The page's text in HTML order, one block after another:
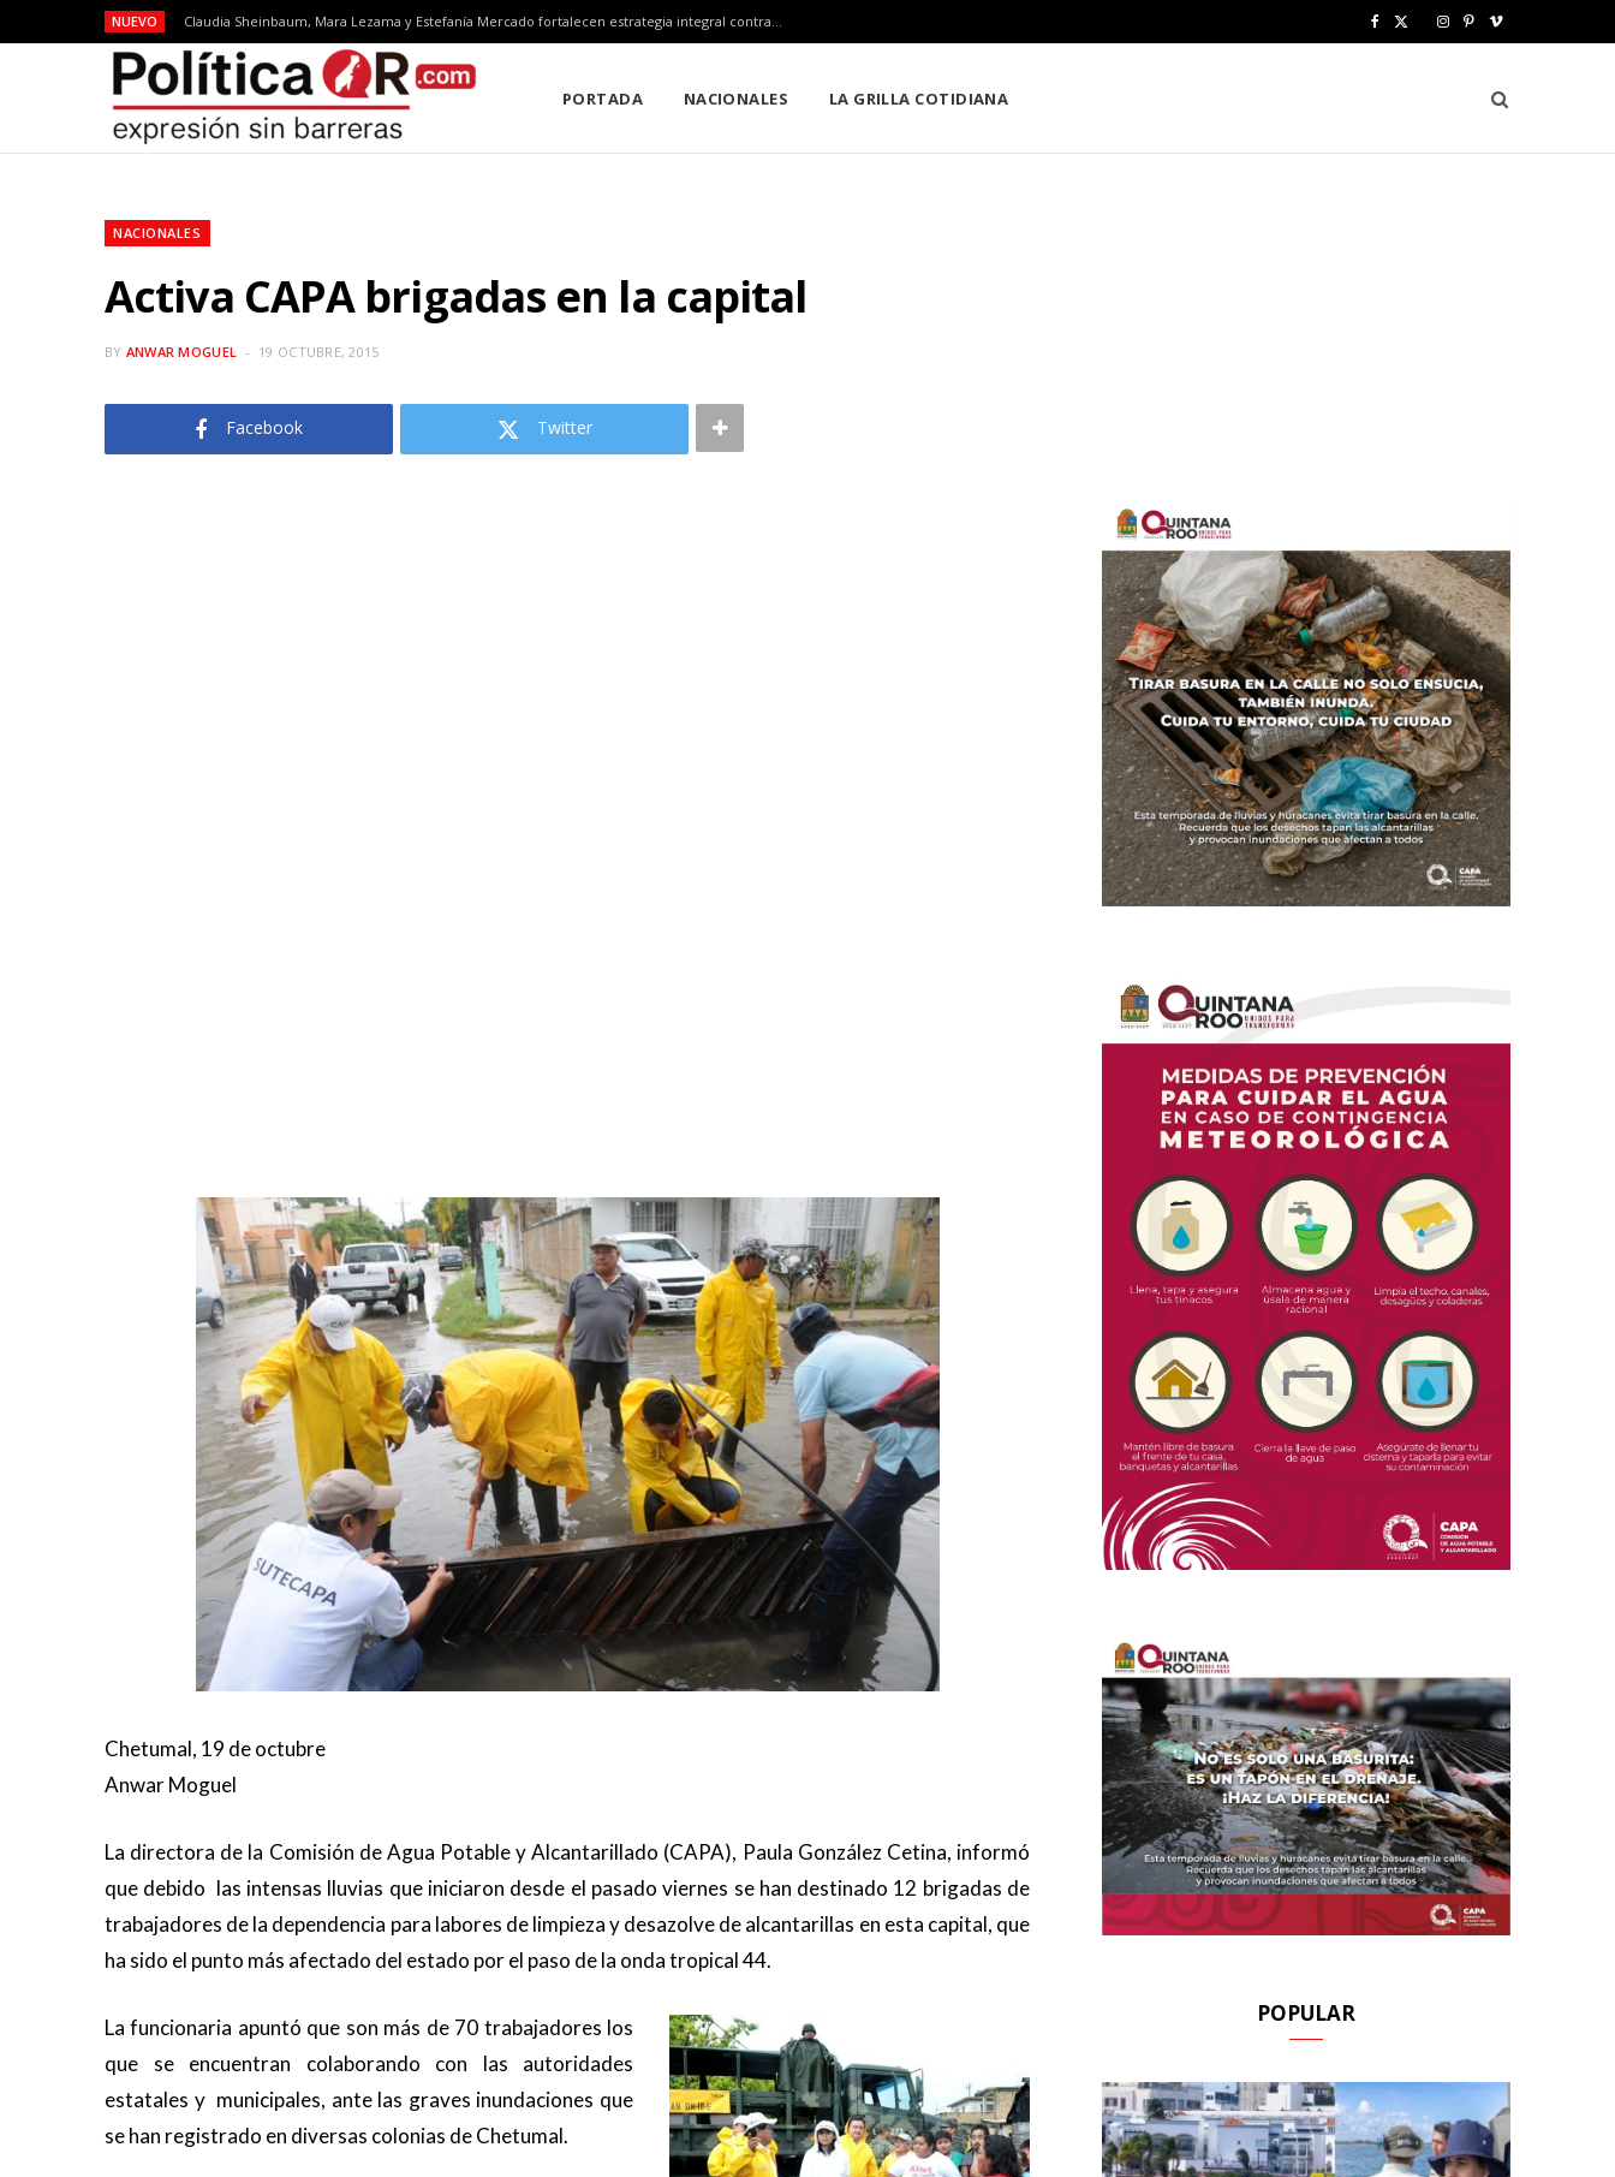
NUEVO Claudia Sheinbaum, Mara Lezama y Estefanía Mercado fortalecen estrategia integral contra el sargazo
e w
I
t
P
t
V
m
e
PORTADA NACIONALES LA GRILLA COTIDIANA
NACIONALES
Activa CAPA brigadas en la capital
BY ANWAR MOGUEL 19 OCTUBRE, 2015
Facebook Twitter
Chetumal, 19 de octubre
Anwar Moguel
La directora de la Comisión de Agua Potable y Alcantarillado (CAPA), Paula González Cetina, informó
que debido las intensas lluvias que iniciaron desde el pasado viernes se han destinado 12 brigadas de
trabajadores de la dependencia para labores de limpieza y desazolve de alcantarillas en esta capital, que
ha sido el punto más afectado del estado por el paso de la onda tropical 44.
La funcionaria apuntó que son más de 70 trabajadores los
que se encuentran colaborando con las autoridades
estatales y municipales, ante las graves inundaciones que
se han registrado en diversas colonias de Chetumal.
POPULAR